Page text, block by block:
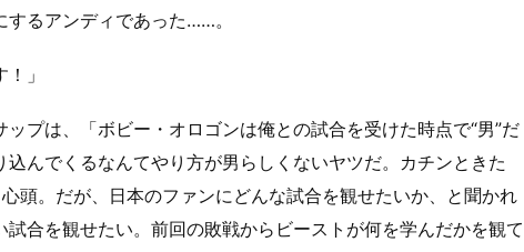
するアンディであった……。
」
プは、「ボビー・オロゴンは俺との試合を受けた時点で“男”だ
んでくるなんてやり方が男らしくないヤツだ。カチンときた
頭。だが、日本のファンにどんな試合を観せたいか、と聞かれ
合を観せたい。前回の敗戦からビーストが何を学んだかを観て